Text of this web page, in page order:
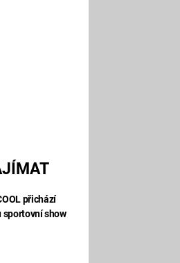
přichází
sportovní show